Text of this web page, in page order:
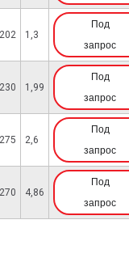
202 1,3
Под
запрос
230 1,99
Под
запрос
275 2,6
Под
запрос
270 4,86
Под
запрос